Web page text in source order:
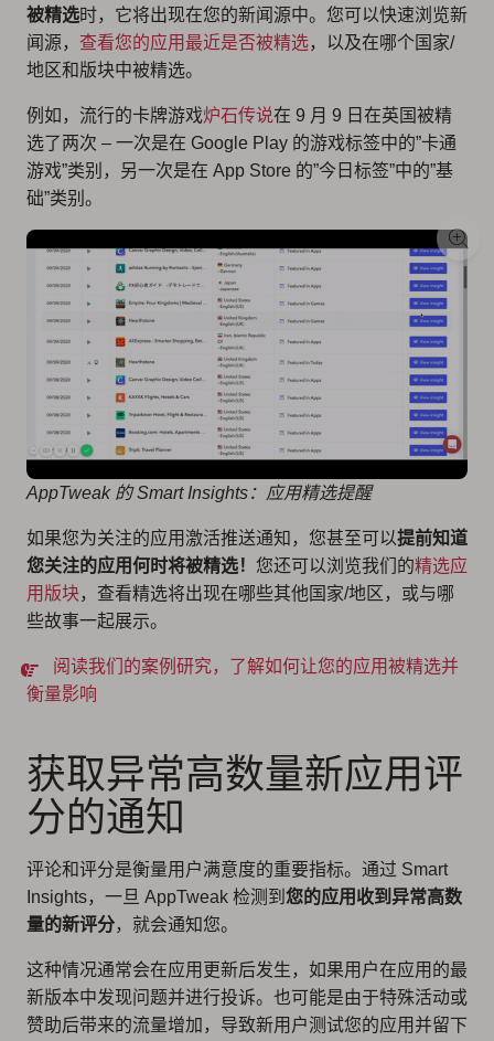
被精选时，它将出现在您的新闻源中。您可以快速浏览新
闻源， 查看您的应用最近是否被精选，以及在哪个国家/
地区和版块中被精选。
例如，流行的卡牌游戏炉石传说在 9 月 9 日在英国被精
选了两次 – 一次是在 Google Play 的游戏标签中的”卡通
游戏”类别，另一次是在 App Store 的”今日标签”中的”基
础”类别。
AppTweak 的 Smart Insights：应用精选提醒
如果您为关注的应用激活推送通知，您甚至可以提前知道
您关注的应用何时将被精选！ 您还可以浏览我们的精选应
用版块，查看精选将出现在哪些其他国家/地区，或与哪
些故事一起展示。
阅读我们的案例研究，了解如何让您的应用被精选并
衡量影响
获取异常高数量新应用评
分的通知
评论和评分是衡量用户满意度的重要指标。通过 Smart
Insights，一旦 AppTweak 检测到 您的应用收到异常高数
量的新评分，就会通知您。
这种情况通常会在应用更新后发生，如果用户在应用的最
新版本中发现问题并进行投诉。也可能是由于特殊活动或
赞助后带来的流量增加，导致新用户测试您的应用并留下